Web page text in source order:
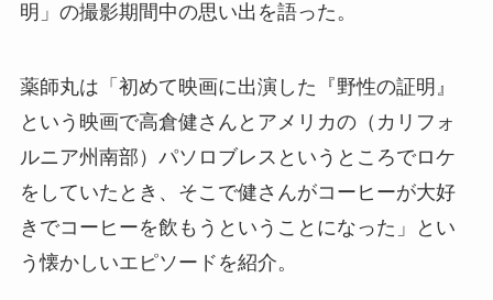
明」の撮影期間中の思い出を語った。
薬師丸は「初めて映画に出演した『野性の証明』
という映画で高倉健さんとアメリカの（カリフォ
ルニア州南部）パソロブレスというところでロケ
をしていたとき、そこで健さんがコーヒーが大好
きでコーヒーを飲もうということになった」とい
う懐かしいエピソードを紹介。